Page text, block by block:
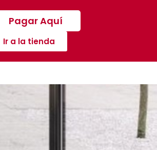
Pagar Aquí
Ir a la tienda